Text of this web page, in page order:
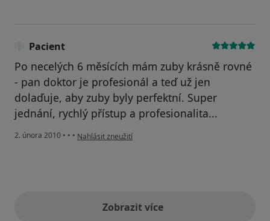
Pacient
Po necelých 6 měsících mám zuby krásně rovné
- pan doktor je profesionál a teď už jen
dolaďuje, aby zuby byly perfektní. Super
jednání, rychlý přístup a profesionalita...
2. února 2010 • • • podle názoru uživatele Pacient
Nahlásit zneužití
Zobrazit vícevýše uvedené názory